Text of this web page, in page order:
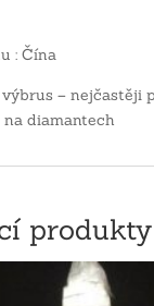
: Čína
– nejčastěji
diamantech
produkty